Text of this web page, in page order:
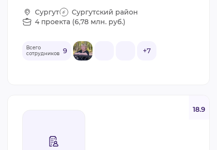
Сургут
Сургутский район
4 проекта (6,78 млн. руб.)
Всего
сотрудников 9 +7
18.9